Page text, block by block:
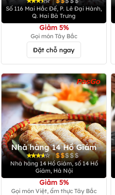
Số 116 Mai Hắc Đế, P. Lê Đại Hành,
Q. Hai Bà Trưng
Giảm 5%
Gọi món Tây Bắc
Đặt chỗ ngay
Nhà hàng 14 Hồ Giám
|
Nhà hàng 14 Hồ Giám, số 14 Hồ
Giám, Hà Nội
Giảm 5%
Gọi món Việt, ẩm thực Tây Bắc